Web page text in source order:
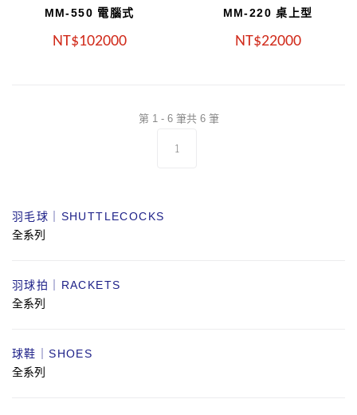
MM-550 電腦式
NT 102000
MM-220 桌上型
NT 22000
第 1 - 6 筆共 6 筆
1
羽毛球｜SHUTTLECOCKS
全系列
羽球拍｜RACKETS
全系列
球鞋｜SHOES
全系列